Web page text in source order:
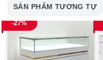
SẢN PHẨM TƯƠNG TỰ
-27%